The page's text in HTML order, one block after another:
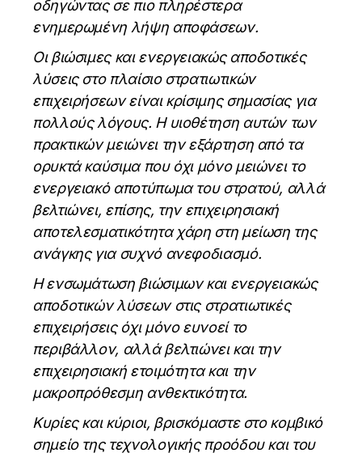
οδηγώντας σε πιο πληρέστερα
ενημερωμένη λήψη αποφάσεων.
Οι βιώσιμες και ενεργειακώς αποδοτικές
λύσεις στο πλαίσιο στρατιωτικών
επιχειρήσεων είναι κρίσιμης σημασίας για
πολλούς λόγους. Η υιοθέτηση αυτών των
πρακτικών μειώνει την εξάρτηση από τα
ορυκτά καύσιμα που όχι μόνο μειώνει το
ενεργειακό αποτύπωμα του στρατού, αλλά
βελτιώνει, επίσης, την επιχειρησιακή
αποτελεσματικότητα χάρη στη μείωση της
ανάγκης για συχνό ανεφοδιασμό.
Η ενσωμάτωση βιώσιμων και ενεργειακώς
αποδοτικών λύσεων στις στρατιωτικές
επιχειρήσεις όχι μόνο ευνοεί το
περιβάλλον, αλλά βελτιώνει και την
επιχειρησιακή ετοιμότητα και την
μακροπρόθεσμη ανθεκτικότητα.
Κυρίες και κύριοι, βρισκόμαστε στο κομβικό
σημείο της τεχνολογικής προόδου και του